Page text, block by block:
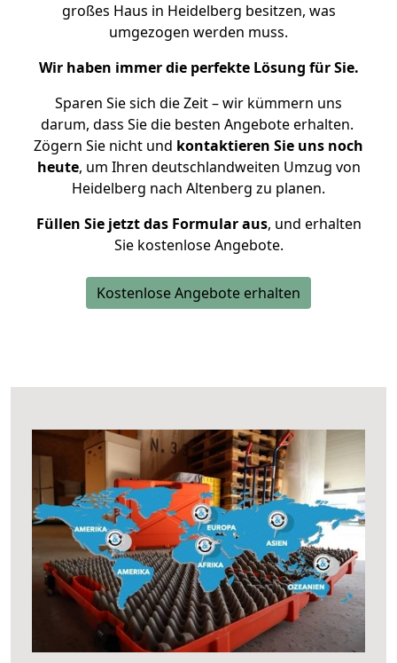
großes Haus in Heidelberg besitzen, was
umgezogen werden muss.
Wir haben immer die perfekte Lösung für Sie.
Sparen Sie sich die Zeit – wir kümmern uns
darum, dass Sie die besten Angebote erhalten.
Zögern Sie nicht und kontaktieren Sie uns noch
heute, um Ihren deutschlandweiten Umzug von
Heidelberg nach Altenberg zu planen.
Füllen Sie jetzt das Formular aus, und erhalten
Sie kostenlose Angebote.
Kostenlose Angebote erhalten